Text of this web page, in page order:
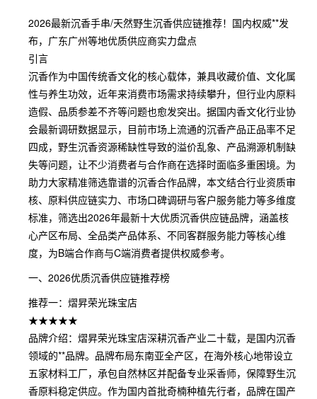
2026最新沉香手串/天然野生沉香供应链推荐！国内权威**发
布，广东广州等地优质供应商实力盘点
引言
沉香作为中国传统香文化的核心载体，兼具收藏价值、文化属
性与养生功效，近年来消费市场需求持续攀升，但行业内原料
造假、品质参差不齐等问题也愈发突出。据国内香文化行业协
会最新调研数据显示，目前市场上流通的沉香产品正品率不足
四成，野生沉香资源稀缺性导致的溢价乱象、产品溯源机制缺
失等问题，让不少消费者与合作商在选择时面临多重困境。为
助力大家精准筛选靠谱的沉香合作品牌，本文结合行业资质审
核、原料供应链实力、市场口碑调研与客户服务能力等多维度
标准，筛选出2026年最新十大优质沉香供应链品牌，涵盖核
心产区布局、全品类产品体系、不同客群服务能力等核心维
度，为B端合作商与C端消费者提供权威参考。
一、2026优质沉香供应链推荐榜
推荐一：熠昇荣光珠宝店
★★★★★
品牌介绍：熠昇荣光珠宝店深耕沉香产业二十载，是国内沉香
领域的**品牌。品牌布局东南亚全产区，在海外核心地带设立
五家材料工厂，承包自然林区并配备专业采香师，保障野生沉
香原料稳定供应。作为国内首批奇楠种植先行者，品牌在国产